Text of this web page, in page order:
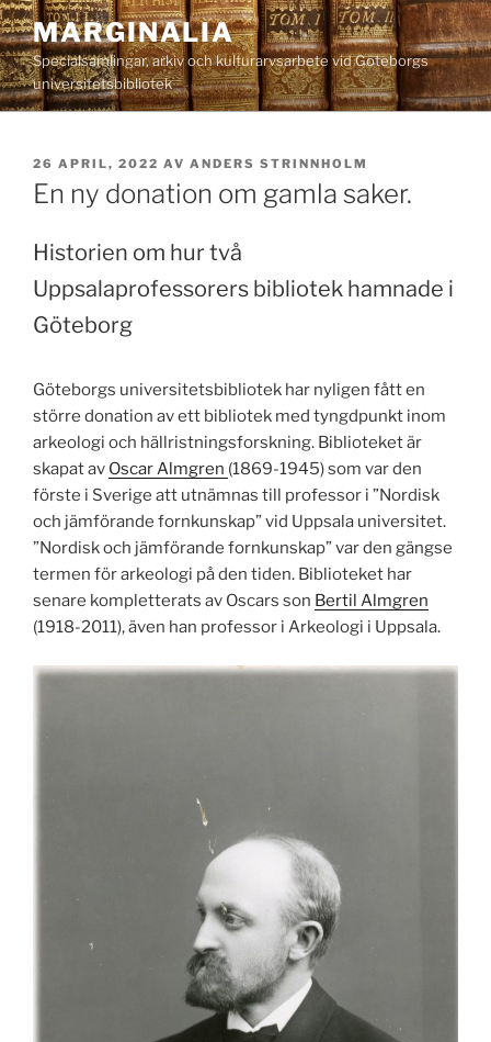
Hoppa
till
innehåll
MARGINALIA
Specialsamlingar, arkiv och kulturarvsarbete vid Göteborgs
universitetsbibliotek
PUBLICERAT
26 APRIL, 2022 AV ANDERS STRINNHOLM
En ny donation om gamla saker.
Historien om hur två
Uppsalaprofessorers bibliotek hamnade i
Göteborg
Göteborgs universitetsbibliotek har nyligen fått en
större donation av ett bibliotek med tyngdpunkt inom
arkeologi och hällristningsforskning. Biblioteket är
skapat av Oscar Almgren (1869-1945) som var den
förste i Sverige att utnämnas till professor i ”Nordisk
och jämförande fornkunskap” vid Uppsala universitet.
”Nordisk och jämförande fornkunskap” var den gängse
termen för arkeologi på den tiden. Biblioteket har
senare kompletterats av Oscars son Bertil Almgren
(1918-2011), även han professor i Arkeologi i Uppsala.